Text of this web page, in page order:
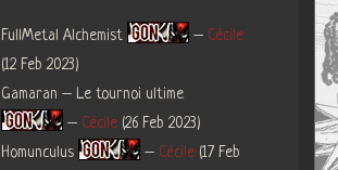
FullMetal Alchemist – Cécile
(12 Feb 2023)
Gamaran – Le tournoi ultime
– Cécile(26 Feb 2023)
Homunculus
– Cécile(17 Feb